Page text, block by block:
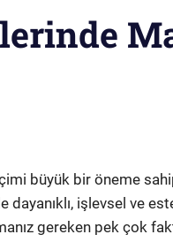
büyük bir öneme
dayanıklı, işlevsel ve
gereken pek çok